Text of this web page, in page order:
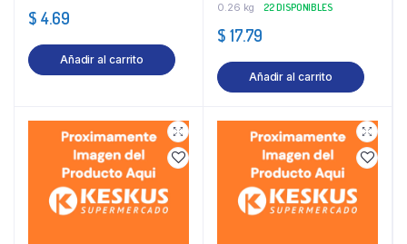
$ 4.69
Añadir al carrito
0.26 kg 22 DISPONIBLES
$ 17.79
Añadir al carrito